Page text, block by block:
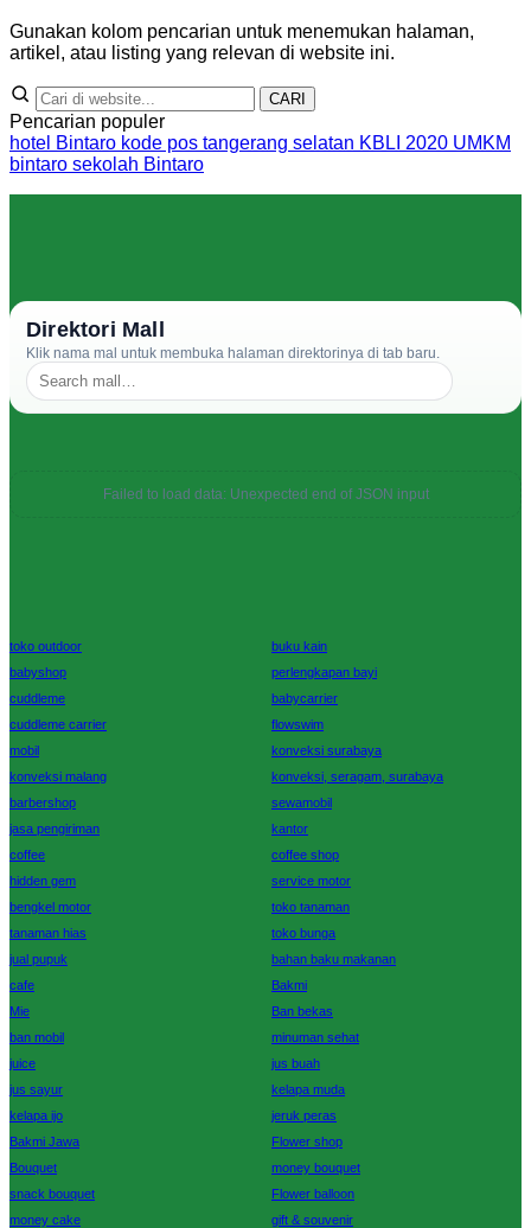
Gunakan kolom pencarian untuk menemukan halaman,
artikel, atau listing yang relevan di website ini.
CARI
Pencarian populer
hotel Bintaro kode pos tangerang selatan KBLI 2020 UMKM
bintaro sekolah Bintaro
Direktori Mall
Klik nama mal untuk membuka halaman direktorinya di tab baru.
Failed to load data: Unexpected end of JSON input
toko outdoor
buku kain
babyshop
perlengkapan bayi
cuddleme
babycarrier
cuddleme carrier
flowswim
mobil
konveksi surabaya
konveksi malang
konveksi, seragam, surabaya
barbershop
sewamobil
jasa pengiriman
kantor
coffee
coffee shop
hidden gem
service motor
bengkel motor
toko tanaman
tanaman hias
toko bunga
jual pupuk
bahan baku makanan
cafe
Bakmi
Mie
Ban bekas
ban mobil
minuman sehat
juice
jus buah
jus sayur
kelapa muda
kelapa ijo
jeruk peras
Bakmi Jawa
Flower shop
Bouquet
money bouquet
snack bouquet
Flower balloon
money cake
gift & souvenir